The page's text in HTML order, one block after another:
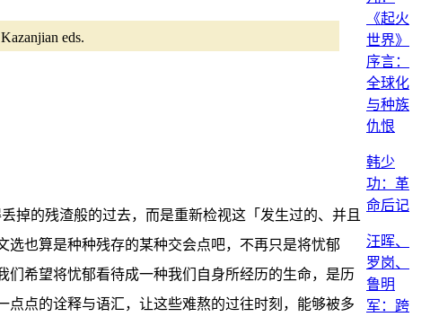
eds.
掉的残渣般的过去，而是重新检视这「发生过的、并且
也算是种种残存的某种交会点吧，不再只是将忧郁
们希望将忧郁看待成一种我们自身所经历的生命，是历
点的诠释与语汇，让这些难熬的过往时刻，能够被多
《起火
世界》
序言：
全球化
与种族
仇恨
韩少
功：革
命后记
汪晖、
罗岗、
鲁明
军：跨